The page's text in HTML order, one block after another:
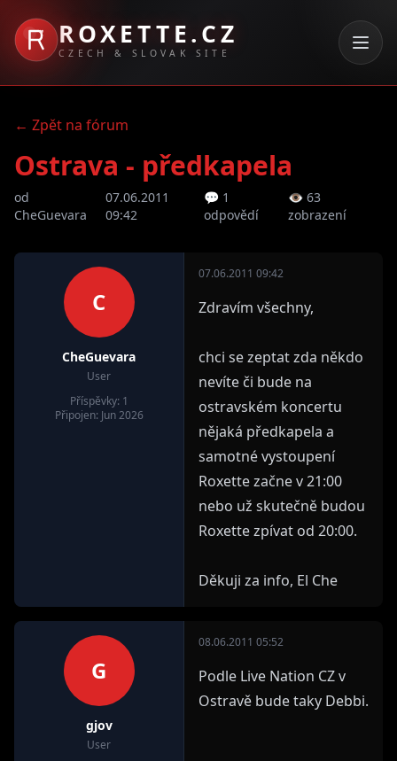
ROXETTE.CZ
CZECH & SLOVAK SITE
← Zpět na fórum
Ostrava - předkapela
od
CheGuevara
07.06.2011
09:42
💬 1
odpovědí
👁 63
zobrazení
C
CheGuevara
User
Příspěvky: 1
Připojen: Jun 2026
07.06.2011 09:42
Zdravím všechny,
chci se zeptat zda někdo
nevíte či bude na
ostravském koncertu
nějaká předkapela a
samotné vystoupení
Roxette začne v 21:00
nebo už skutečně budou
Roxette zpívat od 20:00.
Děkuji za info, El Che
G
gjov
User
08.06.2011 05:52
Podle Live Nation CZ v
Ostravě bude taky Debbi.